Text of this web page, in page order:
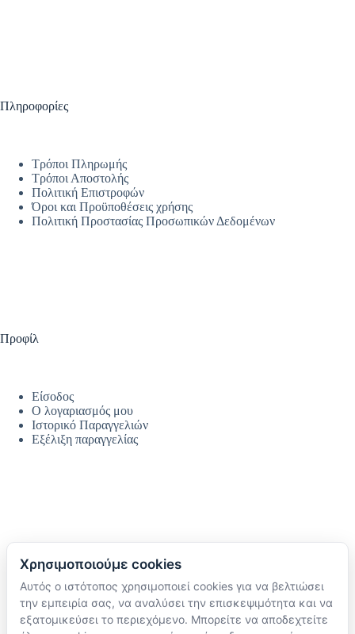
Πληροφορίες
Τρόποι Πληρωμής
Τρόποι Αποστολής
Πολιτική Επιστροφών
Όροι και Προϋποθέσεις χρήσης
Πολιτική Προστασίας Προσωπικών Δεδομένων
Προφίλ
Είσοδος
Ο λογαριασμός μου
Ιστορικό Παραγγελιών
Εξέλιξη παραγγελίας
Ακολουθήστε μας
TikTok
Instagram
Χρησιμοποιούμε cookies
Αυτός ο ιστότοπος χρησιμοποιεί cookies για να βελτιώσει
την εμπειρία σας, να αναλύσει την επισκεψιμότητα και να
εξατομικεύσει το περιεχόμενο. Μπορείτε να αποδεχτείτε